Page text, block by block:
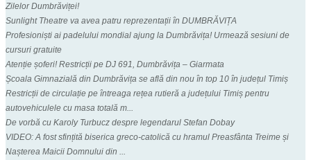
Zilelor Dumbrăviței!
Sunlight Theatre va avea patru reprezentații în DUMBRĂVIȚA
Profesioniști ai padelului mondial ajung la Dumbrăvița! Urmează sesiuni de
cursuri gratuite
Atenție șoferi! Restricții pe DJ 691, Dumbrăvița – Giarmata
Școala Gimnazială din Dumbrăvița se află din nou în top 10 în județul Timiș
Restricții de circulație pe întreaga rețea rutieră a județului Timiș pentru
autovehiculele cu masa totală m...
De vorbă cu Karoly Turbucz despre legendarul Stefan Dobay
VIDEO: A fost sfințită biserica greco-catolică cu hramul Preasfânta Treime și
Nașterea Maicii Domnului din ...